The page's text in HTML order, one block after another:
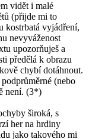
vidět i malé
(přijde mi to
kostrbatá vyjádření,
nevyváženost
upozorňuješ a
předělá k obrazu
chybí dotáhnout.
(nebo
není. (3*)
široká, s
her na hrdiny
jako takového mi